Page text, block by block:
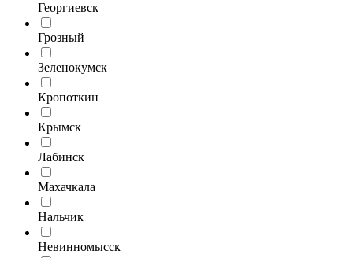
Георгиевск
Грозный
Зеленокумск
Кропоткин
Крымск
Лабинск
Махачкала
Нальчик
Невинномысск